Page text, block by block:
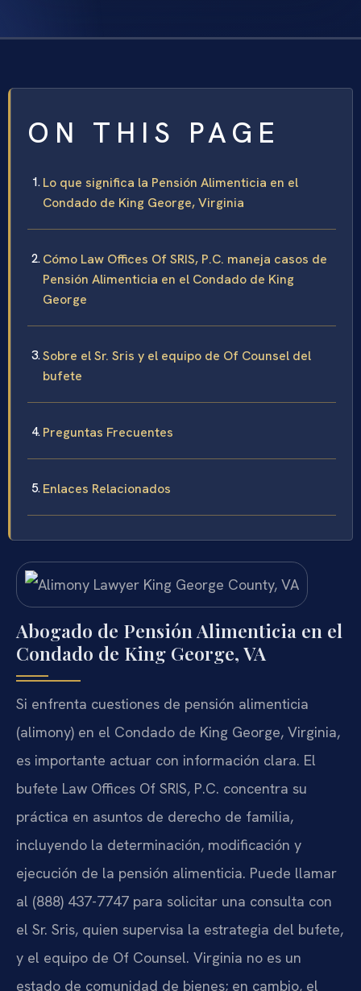
ON THIS PAGE
Lo que significa la Pensión Alimenticia en el
Condado de King George, Virginia
Cómo Law Offices Of SRIS, P.C. maneja casos de
Pensión Alimenticia en el Condado de King
George
Sobre el Sr. Sris y el equipo de Of Counsel del
bufete
Preguntas Frecuentes
Enlaces Relacionados
Abogado de Pensión Alimenticia en el
Condado de King George, VA
Si enfrenta cuestiones de pensión alimenticia
(alimony) en el Condado de King George, Virginia,
es importante actuar con información clara. El
bufete Law Offices Of SRIS, P.C. concentra su
práctica en asuntos de derecho de familia,
incluyendo la determinación, modificación y
ejecución de la pensión alimenticia. Puede llamar
al (888) 437-7747 para solicitar una consulta con
el Sr. Sris, quien supervisa la estrategia del bufete,
y el equipo de Of Counsel. Virginia no es un
estado de comunidad de bienes; en cambio, el